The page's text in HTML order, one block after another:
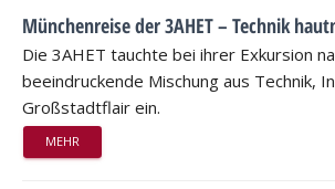
Münchenreise der 3AHET – Technik
Die 3AHET tauchte bei ihrer Exkursion
beeindruckende Mischung aus Technik,
Großstadtflair ein.
MEHR